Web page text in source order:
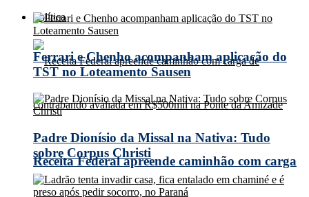
Política
Receita Federal apreende caminhão com carga
Ferrari e Chenho acompanham aplicação do
TST no Loteamento Sausen
Padre Dionísio da Missal na Nativa: Tudo
sobre Corpus Christi